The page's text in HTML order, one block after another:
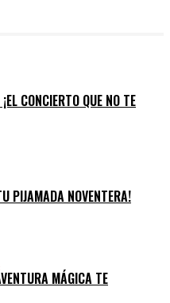
CONCIERTO QUE NO TE
PIJAMADA NOVENTERA!
MÁGICA TE